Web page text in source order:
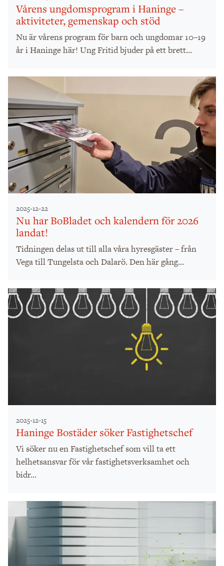
Vårens ungdomsprogram i Haninge –
aktiviteter, gemenskap och stöd
Nu är vårens program för barn och ungdomar 10–19
år i Haninge här! Ung Fritid bjuder på ett brett...
2025-12-22
Nu har BoBladet och kalendern för 2026
landat!
Tidningen delas ut till alla våra hyresgäster – från
Vega till Tungelsta och Dalarö. Den här gång...
2025-12-15
Haninge Bostäder söker Fastighetschef
Vi söker nu en Fastighetschef som vill ta ett
helhetsansvar för vår fastighetsverksamhet och
bidr...